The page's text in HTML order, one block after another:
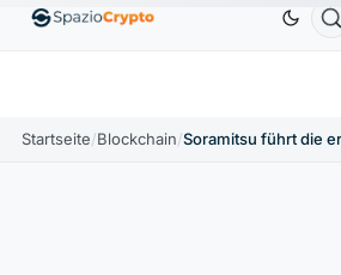
0,9991 $↑0.00% ↑2.10%
Startseite/Blockchain/